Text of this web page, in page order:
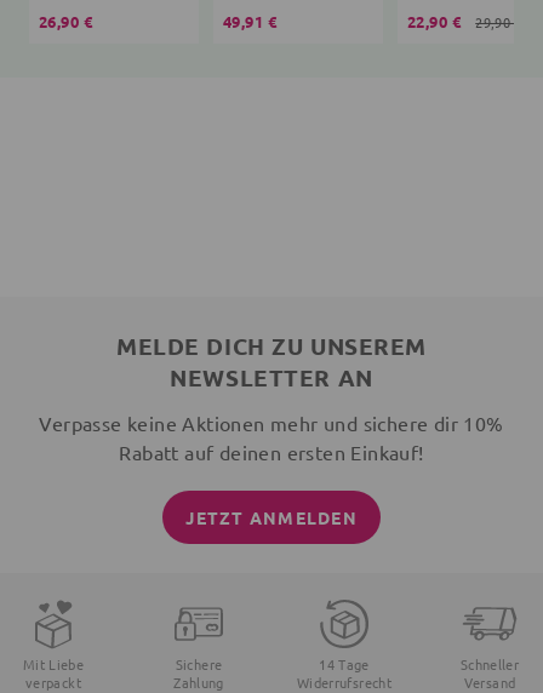
26,90 € 49,91 € 22,90 € 29,90 €
MELDE DICH ZU UNSEREM
NEWSLETTER AN
Verpasse keine Aktionen mehr und sichere dir 10%
Rabatt auf deinen ersten Einkauf!
JETZT ANMELDEN
Mit Liebe
verpackt
Sichere
Zahlung
14 Tage
Widerrufsrecht
Schneller
Versand